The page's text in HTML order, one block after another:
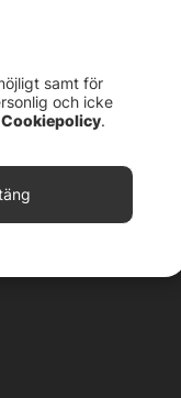
samt för
och icke
Cookiepolicy.